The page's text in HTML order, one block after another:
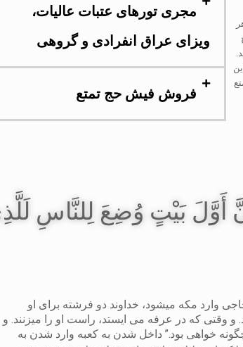
مجری تورهای عتبات عالیات،
ویزای عراق انفرادی و گروهی
فروش فیش حج تمتع
أَوَّلَ بَيْتٍ وُضِعَ لِلنَّاسِ
وارد مکه میشود، خداوند دو فرشته برای او
و وقتی که در عرفه می ایستد، راست او را میزنند. و
خواهی بود.” داخل شدن به کعبه وارد شدن به